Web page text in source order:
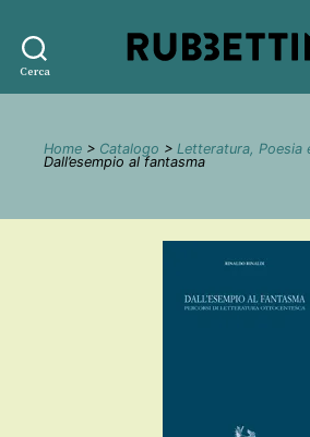
Cerca
editore
Home > Catalogo > Letteratura, Poesia
Dall’esempio al fantasma